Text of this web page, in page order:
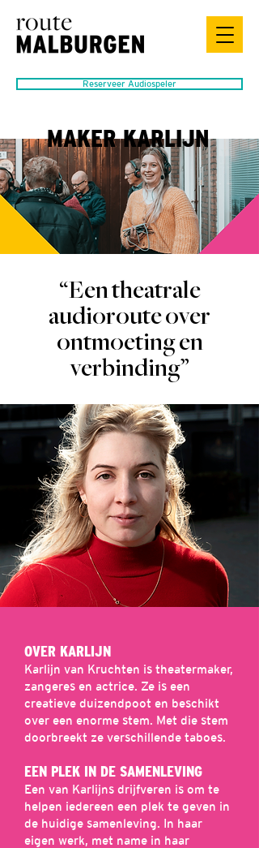
Reserveer Audiospeler
MAKER KARLIJN
“Een theatrale
audioroute over
ontmoeting en
verbinding”
OVER KARLIJN
Karlijn van Kruchten is theatermaker,
zangeres en actrice. Ze is een
creatieve duizendpoot en beschikt
over een enorme stem. Met die stem
doorbreekt ze verschillende taboes.
EEN PLEK IN DE SAMENLEVING
Een van Karlijns drijfveren is om te
helpen iedereen een plek te geven in
de huidige samenleving. In haar
eigen werk, met name in haar